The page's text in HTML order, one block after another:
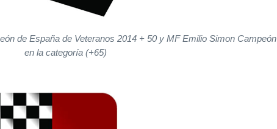
de España de Veteranos 2014 + 50 yMF Emilio Simon Campeón
en la categoría (+65)